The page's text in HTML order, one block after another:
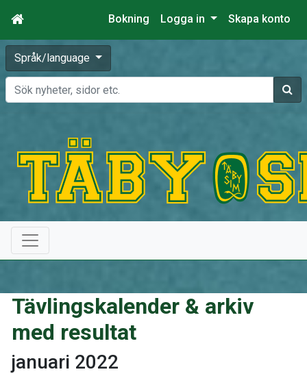
Bokning Logga in Skapa konto
Språk/language
Sök
Tävlingskalender & arkiv
med resultat
januari 2022